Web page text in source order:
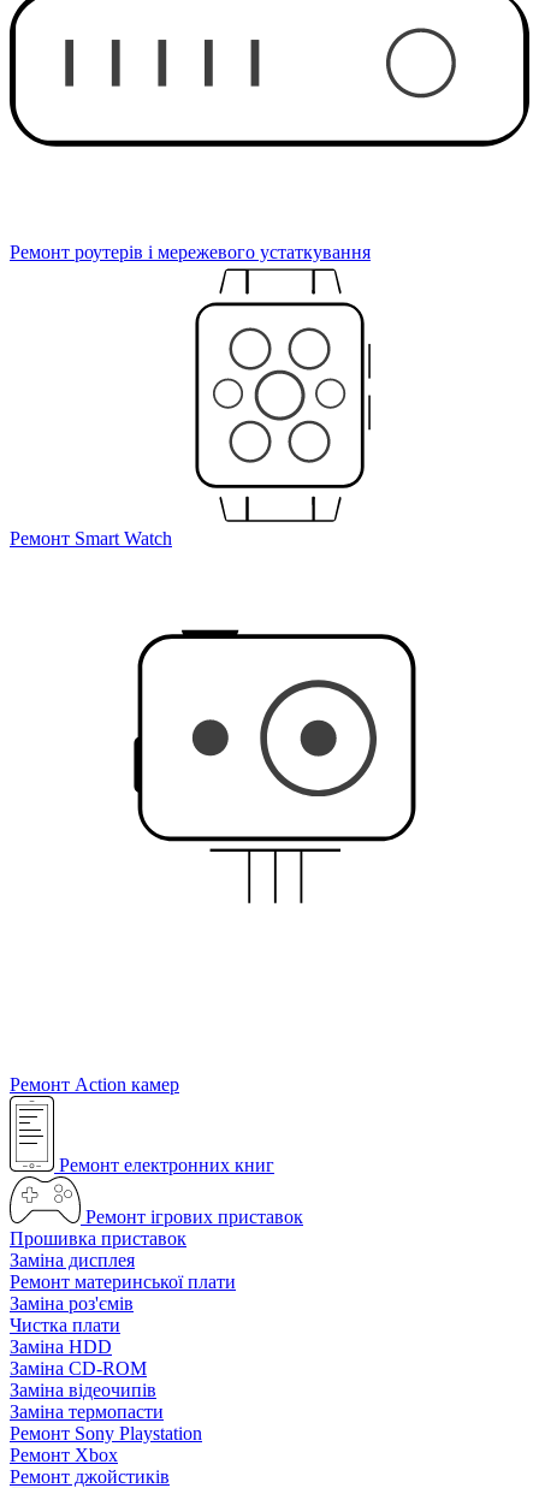
Ремонт роутерів і мережевого устаткування
Ремонт Smart Watch
Ремонт Action камер
Ремонт електронних книг
Ремонт ігрових приставок
Прошивка приставок
Заміна дисплея
Ремонт материнської плати
Заміна роз'ємів
Чистка плати
Заміна HDD
Заміна CD-ROM
Заміна відеочипів
Заміна термопасти
Ремонт Sony Playstation
Ремонт Xbox
Ремонт джойстиків